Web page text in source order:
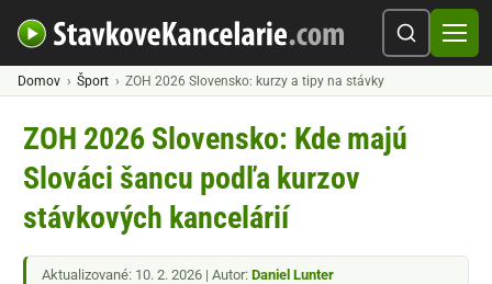
Domov Šport ZOH 2026 Slovensko: kurzy a tipy na stávky
ZOH 2026 Slovensko: Kde majú
Slováci šancu podľa kurzov
stávkových kancelárií
Aktualizované: 10. 2. 2026 | Autor: Daniel Lunter